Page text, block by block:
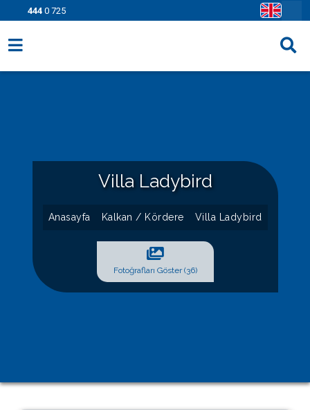
444 0 725
Villa Ladybird
Anasayfa Kalkan / Kördere Villa Ladybird
Fotoğrafları Göster (36)